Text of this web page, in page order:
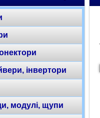
інвертори
модулі, щупи